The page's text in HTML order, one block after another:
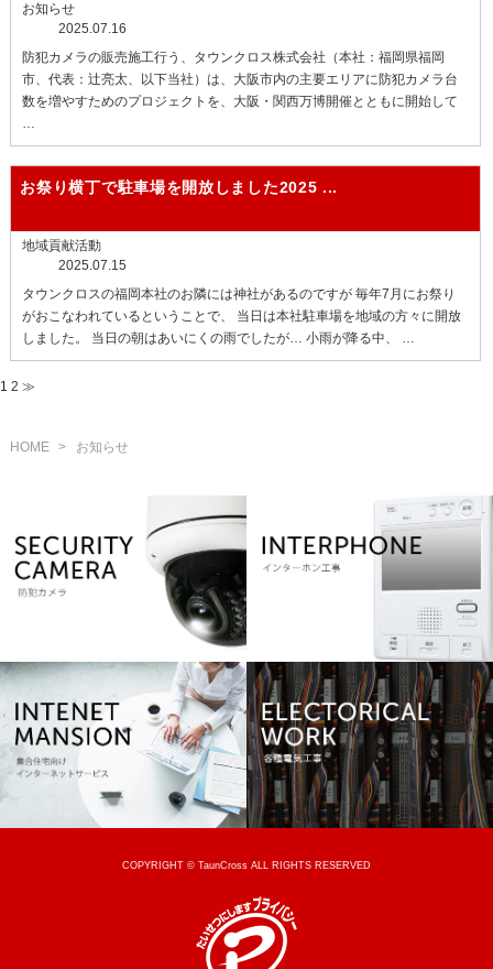
お知らせ
2025.07.16
防犯カメラの販売施工行う、タウンクロス株式会社（本社：福岡県福岡
市、代表：辻亮太、以下当社）は、大阪市内の主要エリアに防犯カメラ台
数を増やすためのプロジェクトを、大阪・関西万博開催とともに開始して
…
お祭り横丁で駐車場を開放しました2025 ...
地域貢献活動
2025.07.15
タウンクロスの福岡本社のお隣には神社があるのですが 毎年7月にお祭り
がおこなわれているということで、 当日は本社駐車場を地域の方々に開放
しました。 当日の朝はあいにくの雨でしたが… 小雨が降る中、 …
1 2 ≫
HOME > お知らせ
COPYRIGHT © TaunCross ALL RIGHTS RESERVED